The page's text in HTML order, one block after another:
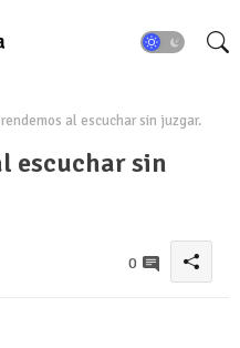
al escuchar sin juzgar.
escuchar sin
0